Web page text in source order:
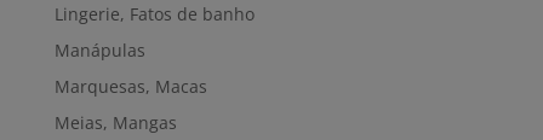
Lingerie, Fatos de banho
Manápulas
Marquesas, Macas
Meias, Mangas